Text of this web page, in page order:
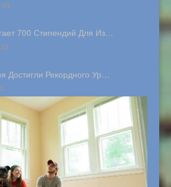
700 Стипендий Для Из…
Достигли Рекордного Ур…